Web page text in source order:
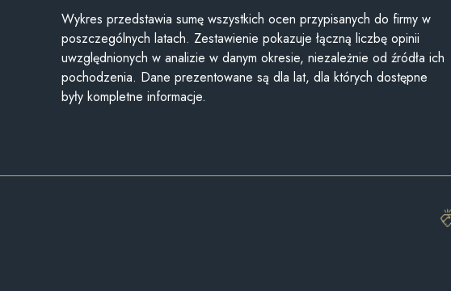
Wykres przedstawia sumę wszystkich ocen przypisanych do firmy w
poszczególnych latach. Zestawienie pokazuje łączną liczbę opinii
uwzględnionych w analizie w danym okresie, niezależnie od źródła ich
pochodzenia. Dane prezentowane są dla lat, dla których dostępne
były kompletne informacje.